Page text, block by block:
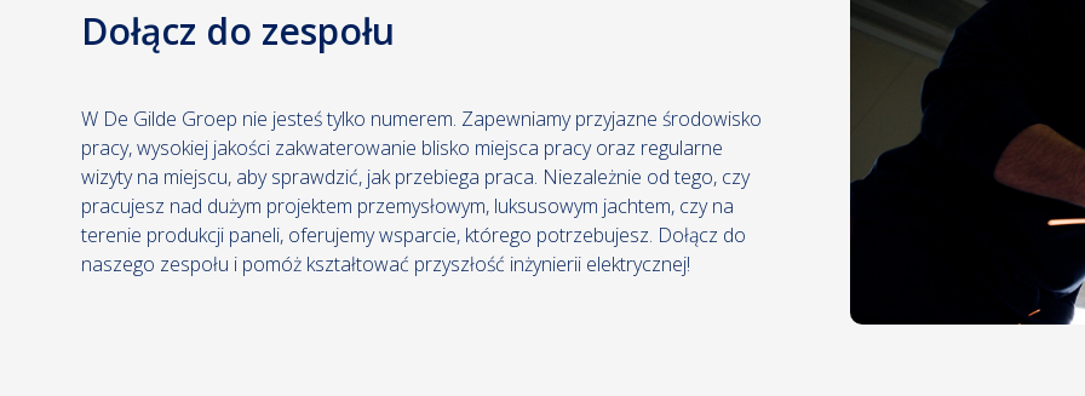
Dołącz do zespołu
W De Gilde Groep nie jesteś tylko numerem. Zapewniamy przyjazne środowisko
pracy, wysokiej jakości zakwaterowanie blisko miejsca pracy oraz regularne
wizyty na miejscu, aby sprawdzić, jak przebiega praca. Niezależnie od tego, czy
pracujesz nad dużym projektem przemysłowym, luksusowym jachtem, czy na
terenie produkcji paneli, oferujemy wsparcie, którego potrzebujesz. Dołącz do
naszego zespołu i pomóż kształtować przyszłość inżynierii elektrycznej!